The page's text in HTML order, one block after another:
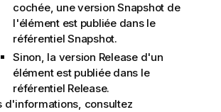
cochée, une version Snapshot de
l'élément est publiée dans le
référentiel Snapshot.
Sinon, la version Release d'un
élément est publiée dans le
référentiel Release.
d'informations, consultez